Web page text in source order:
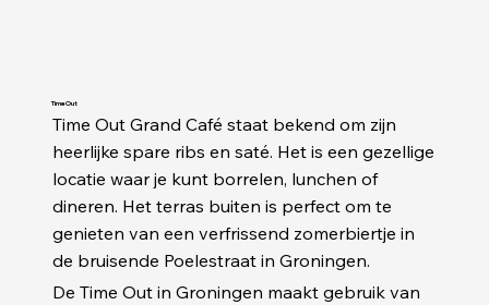
Time Out
Time Out Grand Café staat bekend om zijn
heerlijke spare ribs en saté. Het is een gezellige
locatie waar je kunt borrelen, lunchen of
dineren. Het terras buiten is perfect om te
genieten van een verfrissend zomerbiertje in
de bruisende Poelestraat in Groningen.
De Time Out in Groningen maakt gebruik van